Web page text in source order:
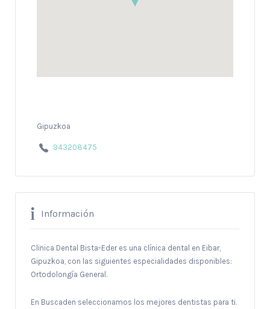
Gipuzkoa
943208475
Información
Clinica Dental Bista-Eder es una clínica dental en Eibar,
Gipuzkoa, con las siguientes especialidades disponibles:
Ortodolongía General.
En Buscaden seleccionamos los mejores dentistas para ti.